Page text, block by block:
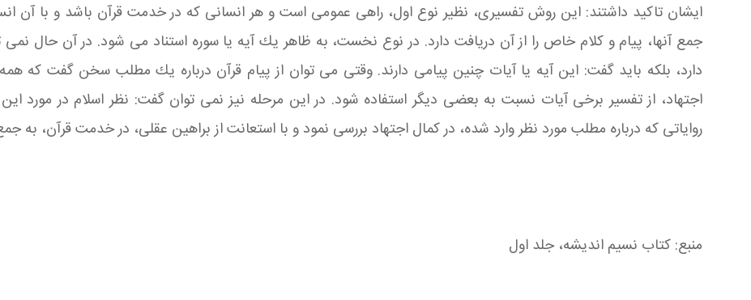
ایشان تاکید داشتند: این روش تفسیری، نظیر نوع اول، راهی عمومی است و هر انسانی كه در خدمت قرآن باشد و با آن
جمع آنها، پیام و كلام خاص را از آن دریافت دارد. در نوع نخست، به ظاهر یك آیه یا سوره استناد می‏ شود. در آن حال
دارد، بلكه باید گفت: این آیه یا آیات چنین پیامی دارند. وقتی می‏ توان از پیام قرآن درباره یك مطلب سخن گفت كه همه
اجتهاد، از تفسیر برخی آیات نسبت به بعضی دیگر استفاده شود. در این مرحله نیز نمی‏ توان گفت: نظر اسلام در مورد
روایاتی كه درباره مطلب مورد نظر وارد شده، در كمال اجتهاد بررسی نمود و با استعانت از براهین عقلی، در خدمت قرآن،
منبع: کتاب نسیم اندیشه، جلد اول